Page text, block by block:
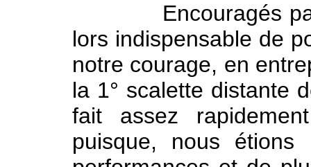
Encouragés par
lors indispensable de
notre courage, en
la 1° scalette distante
fait assez
puisque, nous étions